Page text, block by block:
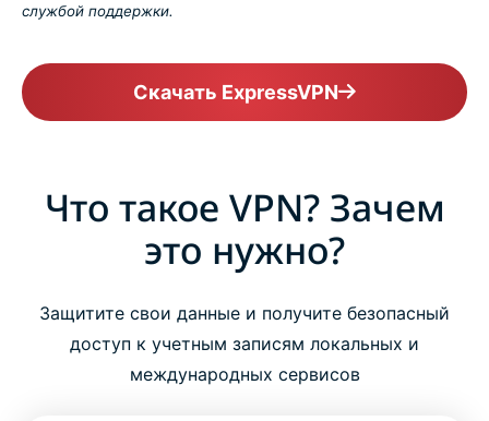
службой поддержки.
Скачать ExpressVPN
Что такое VPN? Зачем
это нужно?
Защитите свои данные и получите безопасный
доступ к учетным записям локальных и
международных сервисов